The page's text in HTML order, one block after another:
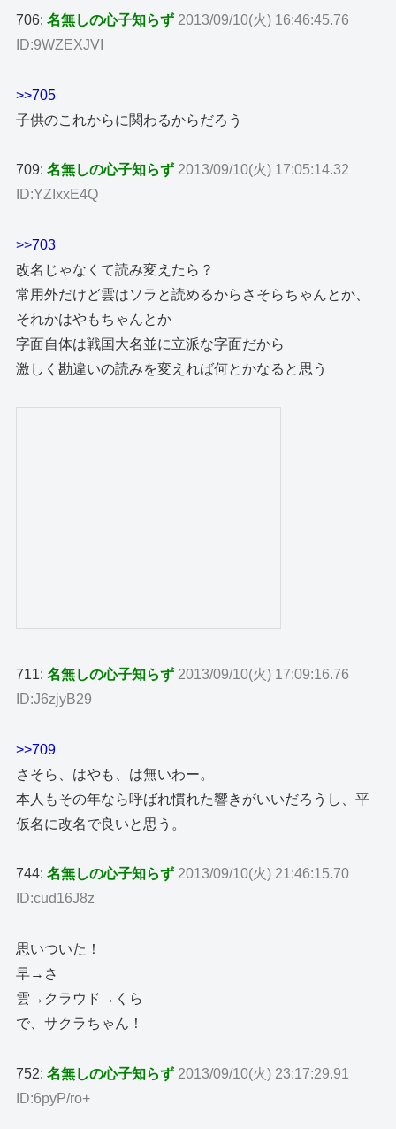
706:名無しの心子知らず 2013/09/10(火) 16:46:45.76
ID:9WZEXJVI
>>705
子供のこれからに関わるからだろう
709:名無しの心子知らず 2013/09/10(火) 17:05:14.32
ID:YZIxxE4Q
>>703
改名じゃなくて読み変えたら？
常用外だけど雲はソラと読めるからさそらちゃんとか、
それかはやもちゃんとか
字面自体は戦国大名並に立派な字面だから
激しく勘違いの読みを変えれば何とかなると思う
711:名無しの心子知らず 2013/09/10(火) 17:09:16.76
ID:J6zjyB29
>>709
さそら、はやも、は無いわー。
本人もその年なら呼ばれ慣れた響きがいいだろうし、平
仮名に改名で良いと思う。
744:名無しの心子知らず 2013/09/10(火) 21:46:15.70
ID:cud16J8z
思いついた！
早→さ
雲→クラウド→くら
で、サクラちゃん！
752:名無しの心子知らず 2013/09/10(火) 23:17:29.91
ID:6pyP/ro+